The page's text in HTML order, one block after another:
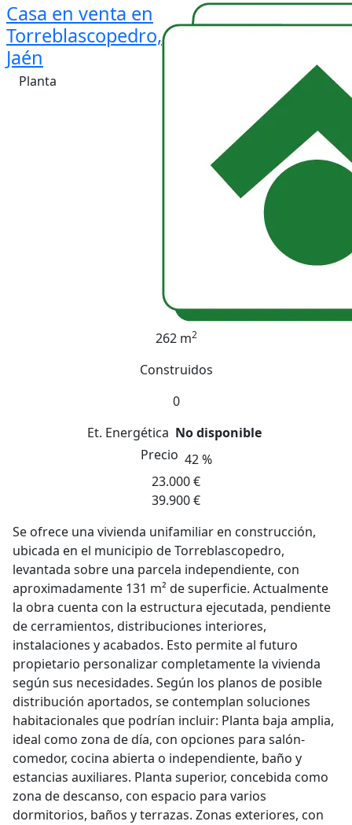
Casa en venta en
Torreblascopedro,
Jaén
Planta
262 m2
Construidos
0
Et. Energética No disponible
Precio 42 %
23.000 €
39.900 €
Se ofrece una vivienda unifamiliar en construcción,
ubicada en el municipio de Torreblascopedro,
levantada sobre una parcela independiente, con
aproximadamente 131 m² de superficie. Actualmente
la obra cuenta con la estructura ejecutada, pendiente
de cerramientos, distribuciones interiores,
instalaciones y acabados. Esto permite al futuro
propietario personalizar completamente la vivienda
según sus necesidades. Según los planos de posible
distribución aportados, se contemplan soluciones
habitacionales que podrían incluir: Planta baja amplia,
ideal como zona de día, con opciones para salón-
comedor, cocina abierta o independiente, baño y
estancias auxiliares. Planta superior, concebida como
zona de descanso, con espacio para varios
dormitorios, baños y terrazas. Zonas exteriores, con